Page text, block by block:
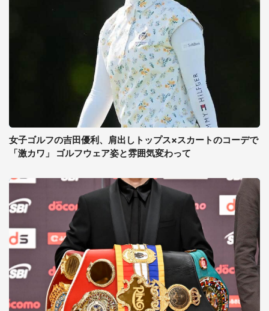
女子ゴルフの吉田優利、肩出しトップス×スカートのコーデで
「激カワ」 ゴルフウェア姿と雰囲気変わって